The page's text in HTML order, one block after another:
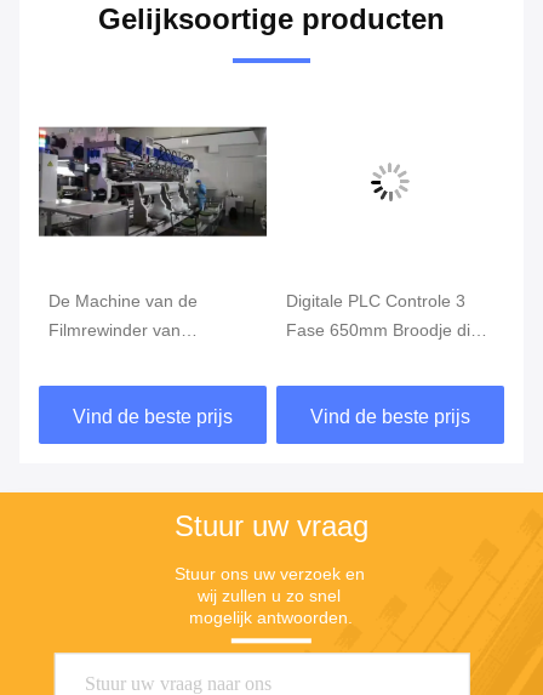
Gelijksoortige producten
De Machine van de
Filmrewinder van
200V
Vind de beste prijs
Digitale PLC Controle 3
Fase 650mm Broodje die
Snijmachinerewinder
opnieuw opwinden
Vind de beste prijs
Stuur uw vraag
Stuur ons uw verzoek en
wij zullen u zo snel
mogelijk antwoorden.